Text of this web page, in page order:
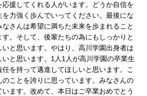
援してくれる人がいます。どうか自信を
力強く歩んでいってください。最後にな
なさんは希望に満ちた未来を歩まれること
。そして、後輩たちの為にもしっかりと
と思います。やはり、高川学園出身者は
と思います。1人1人が高川学園の卒業生
を持って邁進してほしいと思います。こ
ことを誇りに思っています。みなさんの
ます。改めて、本日はご卒業おめでとう